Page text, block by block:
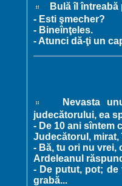
Bulă îl întreabă
- Esti şmecher?
- Bineînţeles.
- Atunci dă-ţi un
Nevasta
judecătorului, ea
- De 10 ani sîntem
Judecătorul, mirat,
- Bă, tu ori nu vrei,
Ardeleanul
- De putut, pot;
grabă...